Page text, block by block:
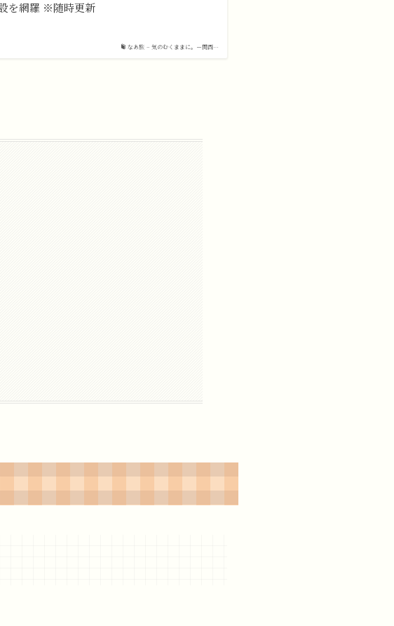
なあ旅 – 気のむくままに。－関西…
を網羅 ※随時更新